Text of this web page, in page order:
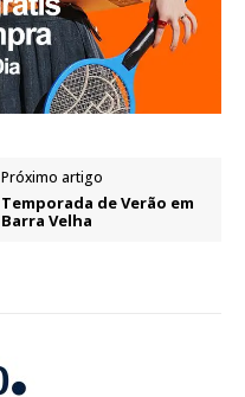
Próximo artigo
Temporada de Verão em
Barra Velha